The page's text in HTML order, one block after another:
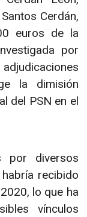
Cerdán,
euros de la
por
la dimisión
del PSN en el
por diversos
recibido
lo que ha
vínculos